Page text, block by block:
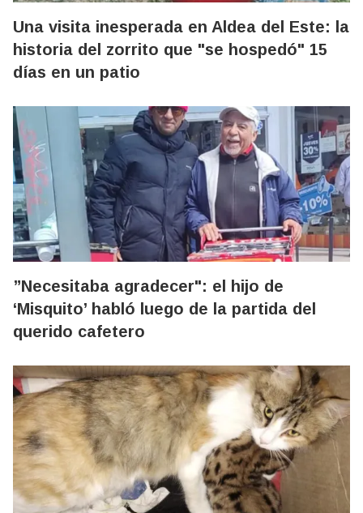
Una visita inesperada en Aldea del Este: la
historia del zorrito que "se hospedó" 15
días en un patio
”Necesitaba agradecer": el hijo de
‘Misquito’ habló luego de la partida del
querido cafetero